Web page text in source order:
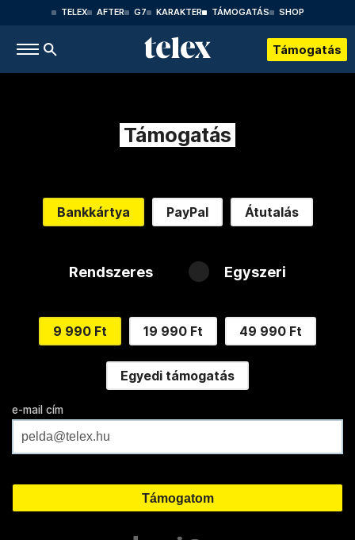
TELEX AFTER G7 KARAKTER TÁMOGATÁS SHOP
Támogatás
Támogatás
Bankkártya PayPal Átutalás
Rendszeres Egyszeri
9 990 Ft 19 990 Ft 49 990 Ft
Egyedi támogatás
e-mail cím